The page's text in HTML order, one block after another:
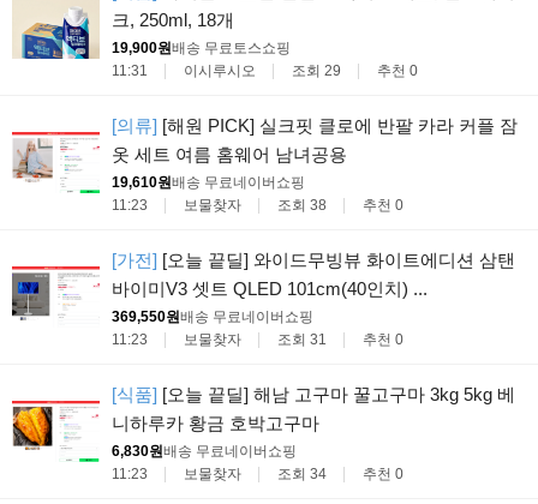
크, 250ml, 18개
19,900원배송 무료 토스쇼핑
11:31
이시루시오 조회 29 추천 0
[의류] [해원 PICK] 실크핏 클로에 반팔 카라 커플 잠
옷 세트 여름 홈웨어 남녀공용
19,610원배송 무료네이버쇼핑
11:23
보물찾자 조회 38 추천 0
[가전] [오늘 끝딜] 와이드무빙뷰 화이트에디션 삼탠
바이미V3 셋트 QLED 101cm(40인치) ...
369,550원배송 무료네이버쇼핑
11:23
보물찾자 조회 31 추천 0
[식품] [오늘 끝딜] 해남 고구마 꿀고구마 3kg 5kg 베
니하루카 황금 호박고구마
6,830원배송 무료네이버쇼핑
11:23
보물찾자 조회 34 추천 0